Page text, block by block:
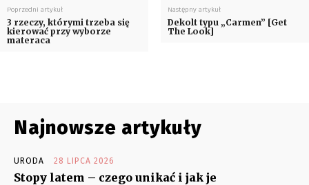
Poprzedni artykuł
3 rzeczy, którymi trzeba się
kierować przy wyborze
materaca
Następny artykuł
Dekolt typu „Carmen” [Get
The Look]
Najnowsze artykuły
URODA 28 LIPCA 2026
Stopy latem – czego unikać i jak je